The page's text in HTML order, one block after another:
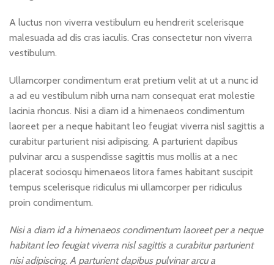
A luctus non viverra vestibulum eu hendrerit scelerisque
malesuada ad dis cras iaculis. Cras consectetur non viverra
vestibulum.
Ullamcorper condimentum erat pretium velit at ut a nunc id
a ad eu vestibulum nibh urna nam consequat erat molestie
lacinia rhoncus. Nisi a diam id a himenaeos condimentum
laoreet per a neque habitant leo feugiat viverra nisl sagittis a
curabitur parturient nisi adipiscing. A parturient dapibus
pulvinar arcu a suspendisse sagittis mus mollis at a nec
placerat sociosqu himenaeos litora fames habitant suscipit
tempus scelerisque ridiculus mi ullamcorper per ridiculus
proin condimentum.
Nisi a diam id a himenaeos condimentum laoreet per a neque
habitant leo feugiat viverra nisl sagittis a curabitur parturient
nisi adipiscing. A parturient dapibus pulvinar arcu a